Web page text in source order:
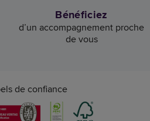
Bénéficiez
d’un accompagnement proche
de vous
de confiance